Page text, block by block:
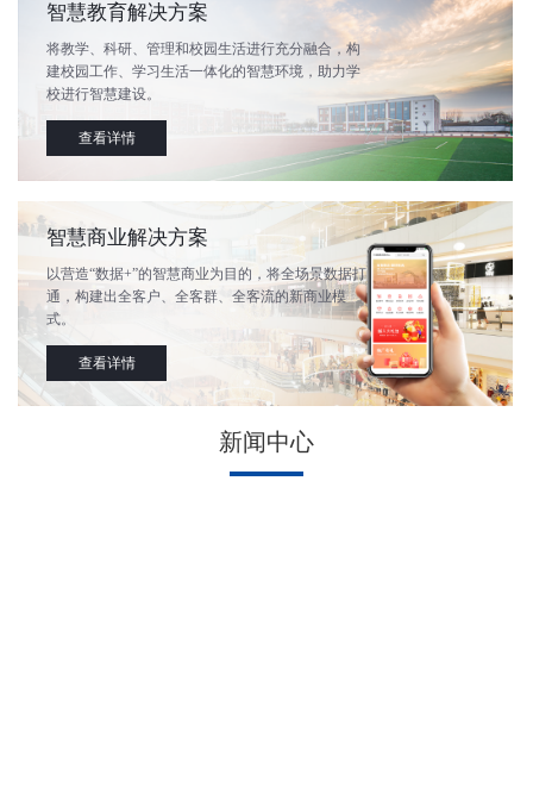
智慧教育解决方案
将教学、科研、管理和校园生活进行充分融合，构
建校园工作、学习生活一体化的智慧环境，助力学
校进行智慧建设。
查看详情
智慧商业解决方案
以营造“数据+”的智慧商业为目的，将全场景数据打
通，构建出全客户、全客群、全客流的新商业模
式。
查看详情
新闻中心